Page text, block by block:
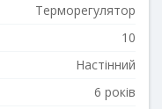
Терморегулятор
10
Настінний
6 років